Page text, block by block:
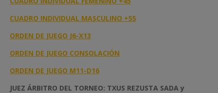
CUADRO INDIVIDUAL MASCULINO +55
ORDEN DE JUEGO J6-X13
ORDEN DE JUEGO CONSOLACIÓN
ORDEN DE JUEGO M11-D16
JUEZ ÁRBITRO DEL TORNEO: TXUS REZUSTA SADA y